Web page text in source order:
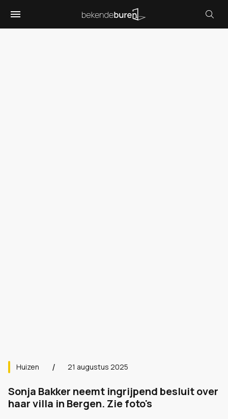
Huizen 21 augustus 2025
Sonja Bakker neemt ingrijpend besluit over
haar villa in Bergen. Zie foto's